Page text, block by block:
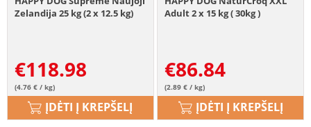
Zelandija 25 kg (2 x 12.5 kg)
€118.98
(4.76 € / kg)
ĮDĖTI Į KREPŠELĮ
Adult 2 x 15 kg ( 30kg )
€86.84
(2.89 € / kg)
ĮDĖTI Į KREPŠELĮ